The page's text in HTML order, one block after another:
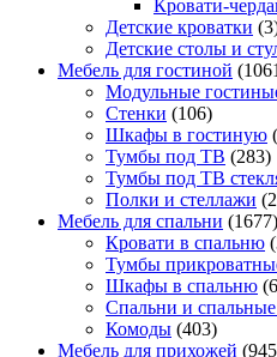
Кровати-
Детские кроватки
Детские столы и
Мебель для гостиной
Модульные
Стенки (106)
Шкафы в гостиную
Тумбы под ТВ (283)
Тумбы под ТВ
Полки и стеллажи
Мебель для спальни (1677)
Кровати в спальню
Тумбы
Шкафы в спальню
Спальни и
Комоды (403)
Мебель для прихожей